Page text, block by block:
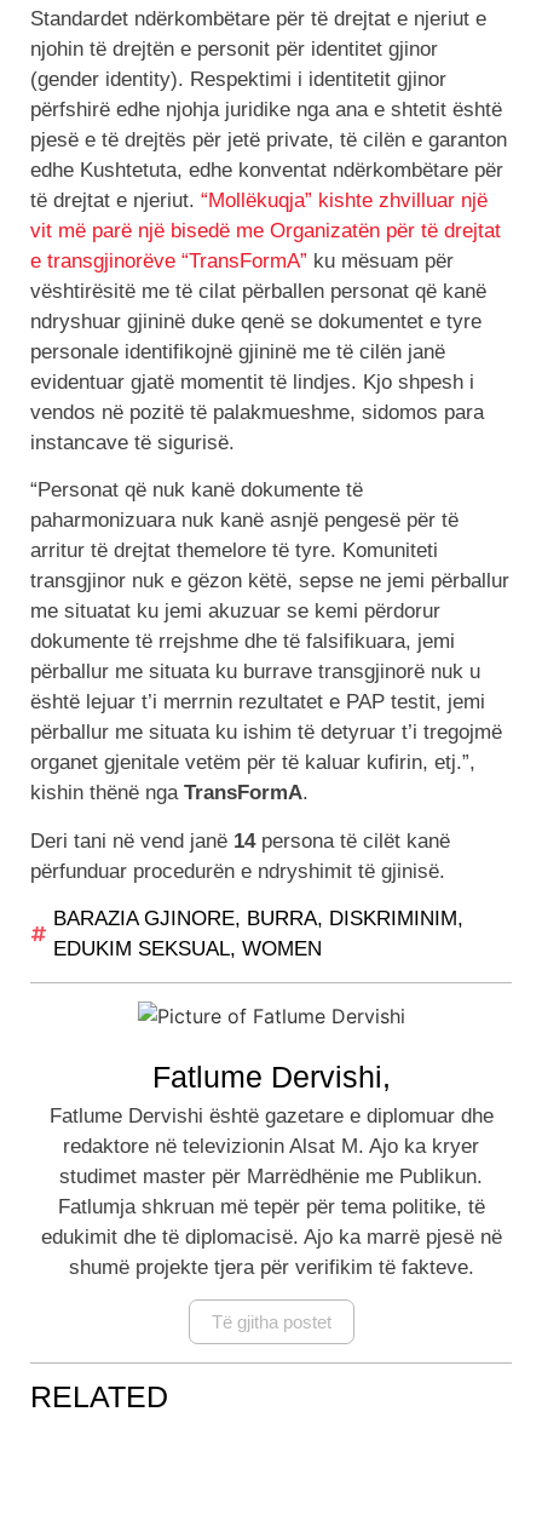
Standardet ndërkombëtare për të drejtat e njeriut e
njohin të drejtën e personit për identitet gjinor
(gender identity). Respektimi i identitetit gjinor
përfshirë edhe njohja juridike nga ana e shtetit është
pjesë e të drejtës për jetë private, të cilën e garanton
edhe Kushtetuta, edhe konventat ndërkombëtare për
të drejtat e njeriut. “Mollëkuqja” kishte zhvilluar një
vit më parë një bisedë me Organizatën për të drejtat
e transgjinorëve “TransFormA” ku mësuam për
vështirësitë me të cilat përballen personat që kanë
ndryshuar gjininë duke qenë se dokumentet e tyre
personale identifikojnë gjininë me të cilën janë
evidentuar gjatë momentit të lindjes. Kjo shpesh i
vendos në pozitë të palakmueshme, sidomos para
instancave të sigurisë.
“Personat që nuk kanë dokumente të
paharmonizuara nuk kanë asnjë pengesë për të
arritur të drejtat themelore të tyre. Komuniteti
transgjinor nuk e gëzon këtë, sepse ne jemi përballur
me situatat ku jemi akuzuar se kemi përdorur
dokumente të rrejshme dhe të falsifikuara, jemi
përballur me situata ku burrave transgjinorë nuk u
është lejuar t’i merrnin rezultatet e PAP testit, jemi
përballur me situata ku ishim të detyruar t’i tregojmë
organet gjenitale vetëm për të kaluar kufirin, etj.”,
kishin thënë nga TransFormA.
Deri tani në vend janë 14 persona të cilët kanë
përfunduar procedurën e ndryshimit të gjinisë.
BARAZIA GJINORE, BURRA, DISKRIMINIM,
EDUKIM SEKSUAL, WOMEN
Fatlume Dervishi,
Fatlume Dervishi është gazetare e diplomuar dhe
redaktore në televizionin Alsat M. Ajo ka kryer
studimet master për Marrëdhënie me Publikun.
Fatlumja shkruan më tepër për tema politike, të
edukimit dhe të diplomacisë. Ajo ka marrë pjesë në
shumë projekte tjera për verifikim të fakteve.
Të gjitha postet
RELATED